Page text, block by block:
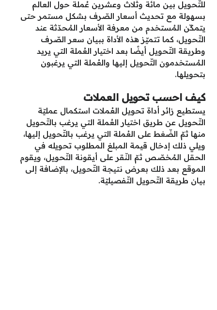
للتّحويل بين مائة وثلاث وعشرين عُملة حول العالم
بسهولة مع تحديث أسعار الصّرف بشكل مستمر حتى
يتمكّن المُستخدم من معرفة الأسعار المُحدّثة عند
التّحويل، كما تتميّز هذه الأداة ببيان سعر الصّرف
وطريقة التّحويل أيضًا بعد اختيار العُملة التي يريد
المُستخدمون التّحويل إليها والعُملة التي يرغبون
بتحويلها.
كيف احسب تحويل العملات
يستطيع زائر أداة تحويل العُملات استكمال عمليّة
التّحويل عن طريق اختيار العُملة التي يرغب بالتّحويل
منها ثمّ الضّغط على العُملة التي يرغب بالتّحويل إليها،
ويلي ذلك إدخال قيمة المبلغ المطلوب تحويله في
الحقل المُخصّص ثمّ النّقر على أيقونة التّحويل، ويقوم
الموقع بعد ذلك بعرض نتيجة التّحويل، بالإضافة إلى
بيان طريقة التّحويل التّفصيليّة.